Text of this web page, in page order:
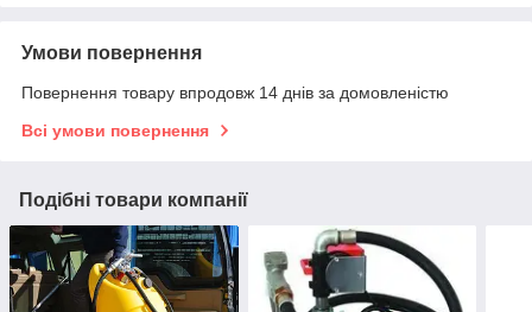
Умови повернення
Повернення товару впродовж 14 днів за домовленістю
Всі умови повернення
Подібні товари компанії